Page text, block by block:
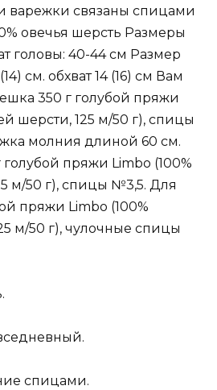
варежки связаны спицами
овечья шерсть Размеры
головы: 40-44 см Размер
см. обхват 14 (16) см Вам
350 г голубой пряжи
шерсти, 125 м/50 г), спицы
молния длиной 60 см.
пряжи Limbo (100%
м/50 г), спицы №3,5. Для
пряжи Limbo (100%
м/50 г), чулочные спицы
спицами.